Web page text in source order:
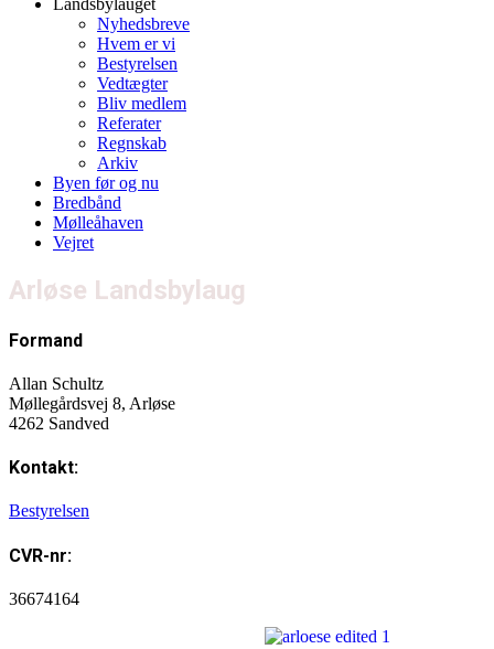
Landsbylauget
Nyhedsbreve
Hvem er vi
Bestyrelsen
Vedtægter
Bliv medlem
Referater
Regnskab
Arkiv
Byen før og nu
Bredbånd
Mølleåhaven
Vejret
Arløse Landsbylaug
Formand
Allan Schultz
Møllegårdsvej 8, Arløse
4262 Sandved
Kontakt:
Bestyrelsen
CVR-nr:
36674164